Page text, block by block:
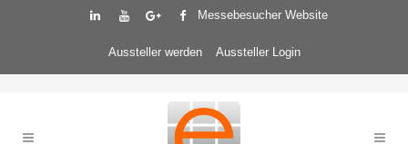
Messebesucher Website
Aussteller werden Aussteller Login